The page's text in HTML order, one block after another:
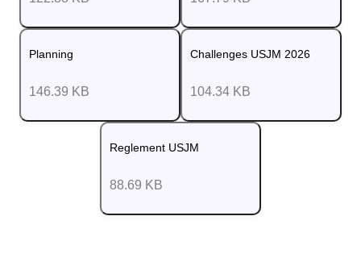
Planning
146.39 KB
Challenges USJM 2026
104.34 KB
Reglement USJM
88.69 KB